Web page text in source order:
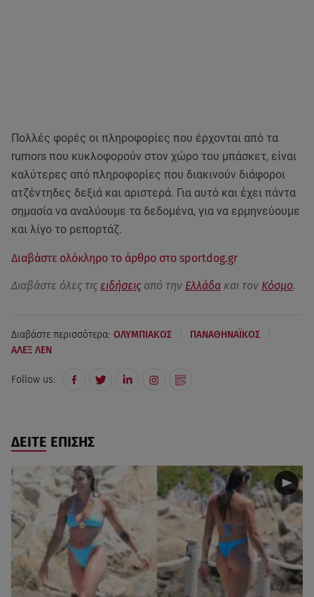
Πολλές φορές οι πληροφορίες που έρχονται από τα
rumors που κυκλοφορούν στον χώρο του μπάσκετ, είναι
καλύτερες από πληροφορίες που διακινούν διάφοροι
ατζέντηδες δεξιά και αριστερά. Για αυτό και έχει πάντα
σημασία να αναλύουμε τα δεδομένα, για να ερμηνεύουμε
και λίγο το ρεπορτάζ.
Διαβάστε ολόκληρο το άρθρο στο sportdog.gr
Διαβάστε όλες τις ειδήσεις από την Ελλάδα και τον Κόσμο.
Διαβάστε περισσότερα: ΟΛΥΜΠΙΑΚΟΣ ΠΑΝΑΘΗΝΑΪΚΟΣ
ΑΛΕΞ ΛΕΝ
Follow us:
ΔΕΙΤΕ ΕΠΙΣΗΣ